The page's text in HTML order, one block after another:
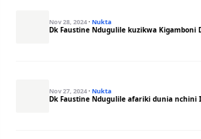
Nov 28, 2024·Nukta
Dk Faustine Ndugulile kuzikwa Kigamboni
Nov 27, 2024·Nukta
Dk Faustine Ndugulile afariki dunia nchini